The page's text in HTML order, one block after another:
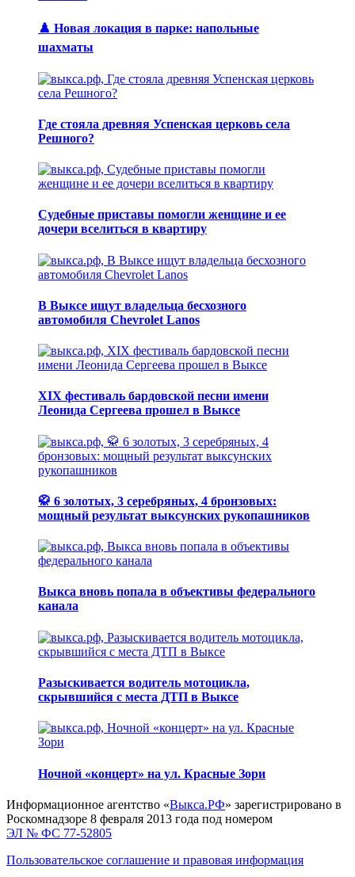
♟️ Новая локация в парке: напольные
шахматы
Где стояла древняя Успенская церковь села
Решного?
Судебные приставы помогли женщине и ее
дочери вселиться в квартиру
В Выксе ищут владельца бесхозного
автомобиля Chevrolet Lanos
XIX фестиваль бардовской песни имени
Леонида Сергеева прошел в Выксе
🥋 6 золотых, 3 серебряных, 4 бронзовых:
мощный результат выксунских рукопашников
Выкса вновь попала в объективы федерального
канала
Разыскивается водитель мотоцикла,
скрывшийся с места ДТП в Выксе
Ночной «концерт» на ул. Красные Зори
Информационное агентство «Выкса.РФ» зарегистрировано в
Роскомнадзоре 8 февраля 2013 года под номером
ЭЛ № ФС 77-52805
Пользовательское соглашение и правовая информация